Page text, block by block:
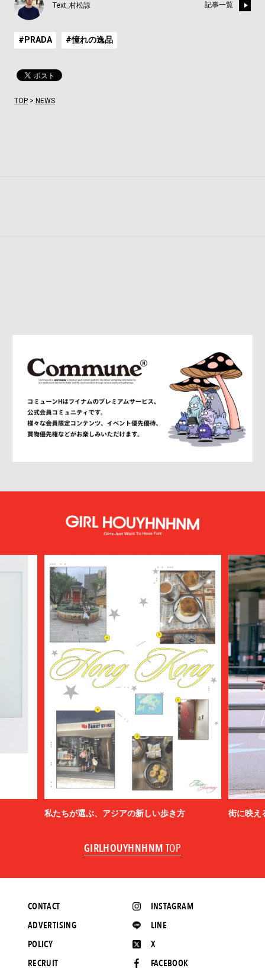
Text_村松諒 記事一覧
#PRADA #憧れの逸品
TOP> NEWS
私たちが選ぶ、アジアの新しい歩き方 街に映え
GIRLHOUYHNHNM TOP
INSTAGRAM
LINE
X
FACEBOOK
CONTACT
ADVERTISING
POLICY
RECRUIT